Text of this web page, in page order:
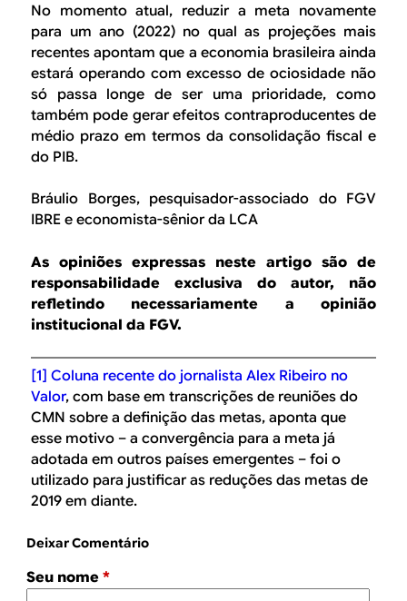
No momento atual, reduzir a meta novamente
para um ano (2022) no qual as projeções mais
recentes apontam que a economia brasileira ainda
estará operando com excesso de ociosidade não
só passa longe de ser uma prioridade, como
também pode gerar efeitos contraproducentes de
médio prazo em termos da consolidação fiscal e
do PIB.
Bráulio Borges, pesquisador-associado do FGV
IBRE e economista-sênior da LCA
As opiniões expressas neste artigo são de
responsabilidade exclusiva do autor, não
refletindo necessariamente a opinião
institucional da FGV.
[1] Coluna recente do jornalista Alex Ribeiro no
Valor, com base em transcrições de reuniões do
CMN sobre a definição das metas, aponta que
esse motivo – a convergência para a meta já
adotada em outros países emergentes – foi o
utilizado para justificar as reduções das metas de
2019 em diante.
Deixar Comentário
Seu nome *